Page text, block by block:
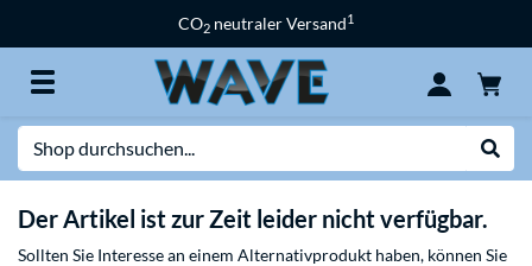
CO2 neutraler Versand1
Der Artikel ist zur Zeit leider nicht verfügbar.
Sollten Sie Interesse an einem Alternativprodukt haben, können Sie